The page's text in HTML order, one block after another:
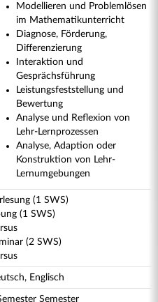
Modellieren und Problemlösen
im Mathematikunterricht
Diagnose, Förderung,
Differenzierung
Interaktion und
Gesprächsführung
Leistungsfeststellung und
Bewertung
Analyse und Reflexion von
Lehr-Lernprozessen
Analyse, Adaption oder
Konstruktion von Lehr-
Lernumgebungen
(1 SWS)
(1 SWS)
(2 SWS)
Englisch
Semester